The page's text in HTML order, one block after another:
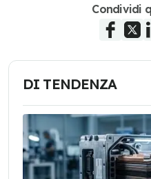
Condividi
DI TENDENZA